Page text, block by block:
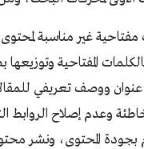
مفتاحية غير مناسبة
المفتاحية
ووصف تعريفي
وعدم إصلاح الروابط
بجودة المحتوى، ونشر